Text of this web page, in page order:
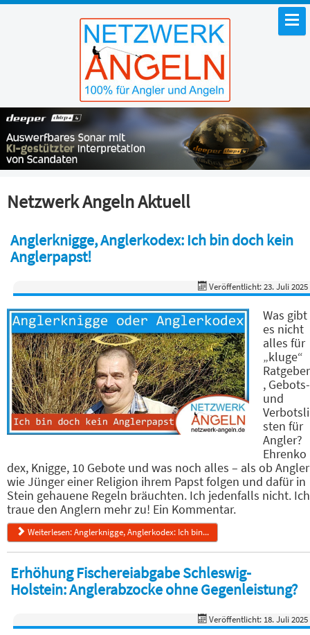
Netzwerk Angeln Aktuell
Anglerknigge, Anglerkodex: Ich bin doch kein
Anglerpapst!
Veröffentlicht: 23. Juli 2025
Was gibt
es nicht
alles für
„kluge“
Ratgeber
, Gebots-
und
Verbotsli
sten für
Angler?
Ehrenko
dex, Knigge, 10 Gebote und was noch alles – als ob Angler
wie Jünger einer Religion ihrem Papst folgen und dafür in
Stein gehauene Regeln bräuchten. Ich jedenfalls nicht. Ich
traue den Anglern mehr zu! Ein Kommentar.
Weiterlesen: Anglerknigge, Anglerkodex: Ich bin...
Erhöhung Fischereiabgabe Schleswig-
Holstein: Anglerabzocke ohne Gegenleistung?
Veröffentlicht: 18. Juli 2025